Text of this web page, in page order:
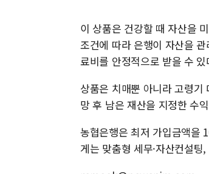
이 상품은 건강할 때 자산을
조건에 따라 은행이 자산을
료비를 안정적으로 받을 수 있
상품은 치매뿐 아니라 고령
망 후 남은 재산을 지정한 수
농협은행은 최저 가입금액을
게는 맞춤형 세무·자산컨설